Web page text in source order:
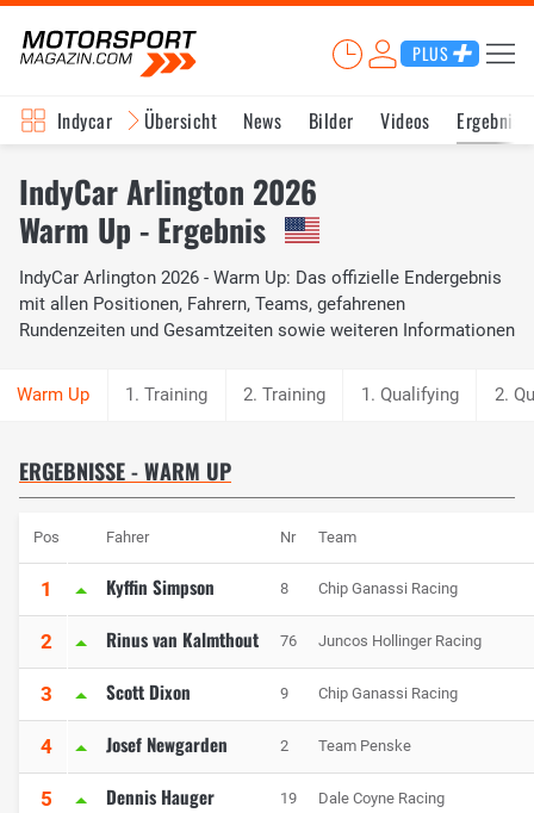
PLUS
Indycar Übersicht News Bilder Videos
IndyCar Arlington 2026
Warm Up - Ergebnis
IndyCar Arlington 2026 - Warm Up: Das offizielle Endergebnis
mit allen Positionen, Fahrern, Teams, gefahrenen
Rundenzeiten und Gesamtzeiten sowie weiteren Informationen
1. Training 2. Training 1. Qualifying 2.
ERGEBNISSE - WARM UP
Pos Fahrer Nr Team
1 Kyffin Simpson 8 Chip Ganassi Racing
2 Rinus van Kalmthout 76 Juncos Hollinger Racing
3 Scott Dixon 9 Chip Ganassi Racing
4 Josef Newgarden 2 Team Penske
5 Dennis Hauger 19 Dale Coyne Racing